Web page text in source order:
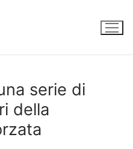
serie di
della